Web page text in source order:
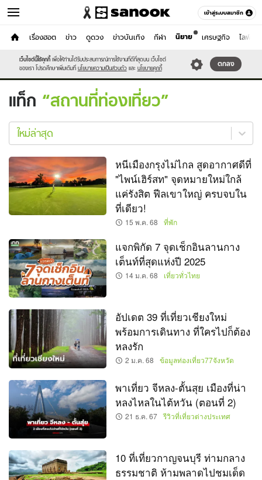
เข้าสู่ระบบสมาชิก
หน้าแรก
เรื่องฮอต ข่าว ดูดวง ข่าวบันเทิง กีฬา เศรษฐกิจ ไลฟ์สไ
นิยาย
เที่ยว-กิน หมวดอื่นๆ
เว็บไซต์นี้ใช้คุกกี้ เพื่อให้ท่านได้รับประสบการณ์การใช้งานที่ดีที่สุดบน เว็บไซต์
ของเรา โปรดศึกษาเพิ่มเติมที่ นโยบายความเป็นส่วนตัว และ นโยบายคุกกี้
ตกลง
แท็ก สถานที่ท่องเที่ยว
สถาน
ท่อง
เที่ยว
ใหม่
ล่าสุด
ใหม่ล่าสุด
หนีเมืองกรุงไม่ไกล สูดอากาศดีที่
"ไพน์เฮิร์สท" จุดหมายใหม่ใกล้
แค่รังสิต ฟีลเขาใหญ่ ครบจบใน
ที่เดียว!
15 พ.ค. 68 ที่พัก
แจกพิกัด 7 จุดเช็กอินลานกาง
เต็นท์ที่สุดแห่งปี 2025
14 ม.ค. 68 เที่ยวทั่วไทย
อัปเดต 39 ที่เที่ยวเชียงใหม่
พร้อมการเดินทาง ที่ใครไปก็ต้อง
หลงรัก
2 ม.ค. 68 ข้อมูลท่องเที่ยว77จังหวัด
พาเที่ยว จีหลง-ตั้นสุย เมืองที่น่า
หลงไหลในไต้หวัน (ตอนที่ 2)
21 ธ.ค. 67 รีวิวที่เที่ยวต่างประเทศ
10 ที่เที่ยวกาญจนบุรี ท่ามกลาง
ธรรมชาติ ห้ามพลาดไปชมเด็ด